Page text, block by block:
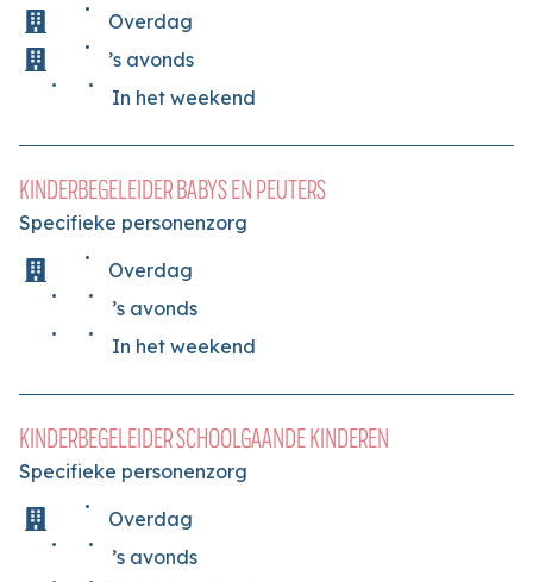
Overdag
’s avonds
In het weekend
KINDERBEGELEIDER BABYS EN PEUTERS
Specifieke personenzorg
Overdag
’s avonds
In het weekend
KINDERBEGELEIDER SCHOOLGAANDE KINDEREN
Specifieke personenzorg
Overdag
’s avonds